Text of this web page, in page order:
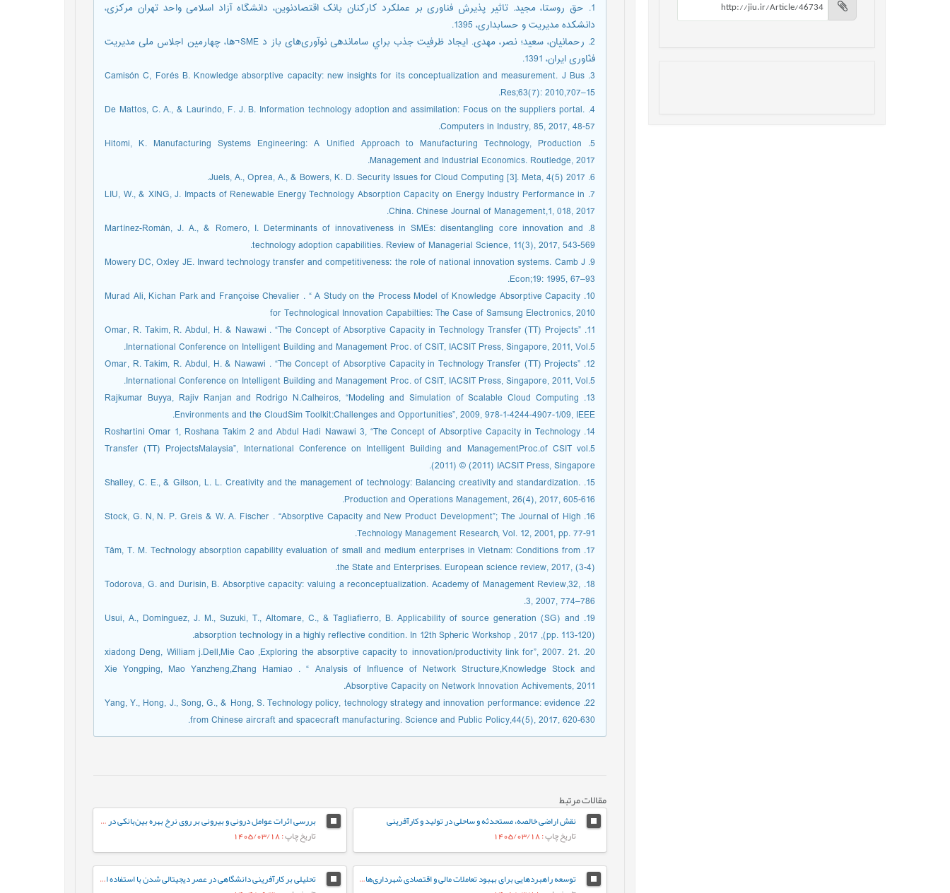
1. حق روستا، مجید. تاثیر پذیرش فناوری بر عملکرد کارکنان بانک ‏‏‏اقتصادنوین، دانشگاه آزاد اسلامی واحد تهران مرکزی،
دانشکده مدیریت و حسابداری، 1395.
2. رحمانیان، سعید؛ نصر، مهدی. ایجاد ظرفیت جذب براي ساماندهی نوآوری‌های باز د SME¬ها، چهارمین اجلاس ملی مدیریت
فنّاوری ایران، 1391.
3. Camisón C, Forés B. Knowledge absorptive capacity: new insights for its conceptualization and measurement. J Bus
Res;63(7): 2010,707–15.
4. De Mattos, C. A., & Laurindo, F. J. B. Information technology adoption and assimilation: Focus on the suppliers portal.
Computers in Industry, 85, 2017, 48-57.
5. Hitomi, K. Manufacturing Systems Engineering: A Unified Approach to Manufacturing Technology, Production
Management and Industrial Economics. Routledge, 2017.
6. Juels, A., Oprea, A., & Bowers, K. D. Security Issues for Cloud Computing [3]. Meta, 4(5) 2017.
7. LIU, W., & XING, J. Impacts of Renewable Energy Technology Absorption Capacity on Energy Industry Performance in
China. Chinese Journal of Management,1, 018, 2017.
8. Martínez-Román, J. A., & Romero, I. Determinants of innovativeness in SMEs: disentangling core innovation and
technology adoption capabilities. Review of Managerial Science, 11(3), 2017, 543-569.
9. Mowery DC, Oxley JE. Inward technology transfer and competitiveness: the role of national innovation systems. Camb J
Econ;19: 1995, 67–93.
10. Murad Ali, Kichan Park and Françoise Chevalier . “ A Study on the Process Model of Knowledge Absorptive Capacity
for Technological Innovation Capabilties: The Case of Samsung Electronics, 2010
11. Omar, R. Takim, R. Abdul, H. & Nawawi . “The Concept of Absorptive Capacity in Technology Transfer (TT) Projects”
International Conference on Intelligent Building and Management Proc. of CSIT, IACSIT Press, Singapore, 2011, Vol.5.
12. Omar, R. Takim, R. Abdul, H. & Nawawi . “The Concept of Absorptive Capacity in Technology Transfer (TT) Projects”
International Conference on Intelligent Building and Management Proc. of CSIT, IACSIT Press, Singapore, 2011, Vol.5.
13. Rajkumar Buyya, Rajiv Ranjan and Rodrigo N.Calheiros, “Modeling and Simulation of Scalable Cloud Computing
Environments and the CloudSim Toolkit:Challenges and Opportunities”, 2009, 978-1-4244-4907-1/09, IEEE.
14. Roshartini Omar 1, Roshana Takim 2 and Abdul Hadi Nawawi 3, “The Concept of Absorptive Capacity in Technology
Transfer (TT) ProjectsMalaysia”, International Conference on Intelligent Building and ManagementProc.of CSIT vol.5
(2011) © (2011) IACSIT Press, Singapore.
15. Shalley, C. E., & Gilson, L. L. Creativity and the management of technology: Balancing creativity and standardization.
Production and Operations Management, 26(4), 2017, 605-616.
16. Stock, G. N, N. P. Greis & W. A. Fischer . “Absorptive Capacity and New Product Development”; The Journal of High
Technology Management Research, Vol. 12, 2001, pp. 77-91.
17. Tâm, T. M. Technology absorption capability evaluation of small and medium enterprises in Vietnam: Conditions from
the State and Enterprises. European science review, 2017, (3-4).
18. Todorova, G. and Durisin, B. Absorptive capacity: valuing a reconceptualization. Academy of Management Review,32,
3, 2007, 774–786.
19. Usui, A., Domínguez, J. M., Suzuki, T., Altomare, C., & Tagliafierro, B. Applicability of source generation (SG) and
absorption technology in a highly reflective condition. In 12th Spheric Workshop , 2017 ,(pp. 113-120).
20. xiadong Deng, William j.Dell,Mie Cao ,Exploring the absorptive capacity to innovation/productivity link for”, 2007. 21.
Xie Yongping, Mao Yanzheng,Zhang Hamiao . “ Analysis of Influence of Network Structure,Knowledge Stock and
Absorptive Capacity on Network Innovation Achivements, 2011.
22. Yang, Y., Hong, J., Song, G., & Hong, S. Technology policy, technology strategy and innovation performance: evidence
from Chinese aircraft and spacecraft manufacturing. Science and Public Policy,44(5), 2017, 620-630.
مقالات مرتبط
نقش اراضی خالصه، مستحدثه و ساحلی در تولید و کارآفرینی
تاریخ چاپ: 1405/03/18
بررسی اثرات عوامل درونی و بیرونی بر روی نرخ بهره بین‌بانکی در ایران
تاریخ چاپ: 1405/03/18
توسعه راهبردهایی برای بهبود تعاملات مالی و اقتصادی شهرداری‌ها و شرکت‌های خدماتی (مورد مطالعه: شهرداری تهران و شرکت‌های خدمات‌رسان آب و برق)
تحلیلی بر کارآفرینی دانشگاهی در عصر دیجیتالی شدن با استفاده از روش فراترکیب